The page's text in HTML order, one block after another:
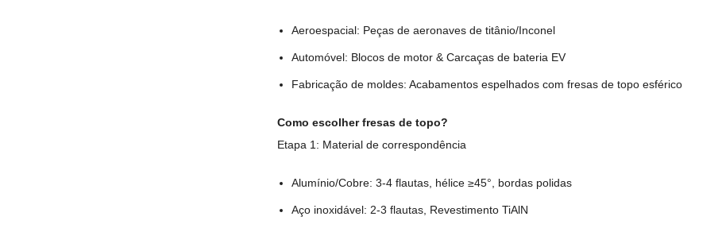
Aeroespacial: Peças de aeronaves de titânio/Inconel
Automóvel: Blocos de motor & Carcaças de bateria EV
Fabricação de moldes: Acabamentos espelhados com fresas de topo esférico
Como escolher fresas de topo?
Etapa 1: Material de correspondência
Alumínio/Cobre: 3-4 flautas, hélice ≥45°, bordas polidas
Aço inoxidável: 2-3 flautas, Revestimento TiAlN